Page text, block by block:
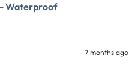
Waterproof
7 months ago